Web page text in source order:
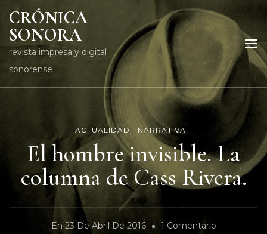
CRÓNICA
SONORA
revista impresa y digital
sonorense
ACTUALIDAD NARRATIVA
El hombre invisible. La
columna de Cass Rivera.
En 23 De Abril De 2016 1 ComentarioEn